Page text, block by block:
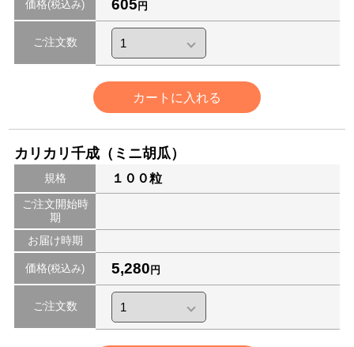
価格(税込み) 605 円
ご注文数
カートに入れる
カリカリ千成（ミニ胡瓜）
規格 １００粒
ご注文開始時
期
お届け時期
価格(税込み) 5,280 円
ご注文数